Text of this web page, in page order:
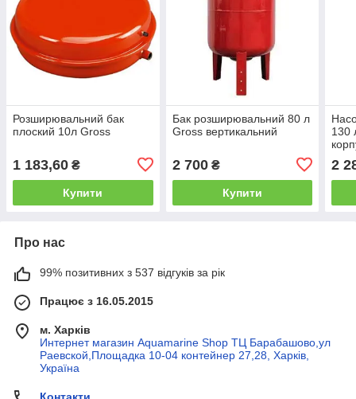
Розширювальний бак
плоский 10л Gross
1 183,60 ₴
Купити
Бак розширювальний 80 л
Gross вертикальний
2 700₴
Купити
130
2
Про нас
99% позитивних з 537 відгуків за рік
Працює з 16.05.2015
м. Харків
Интернет магазин Aquamarine Shop ТЦ Барабашово,ул
Раевской,Площадка 10-04 контейнер 27,28, Харків,
Україна